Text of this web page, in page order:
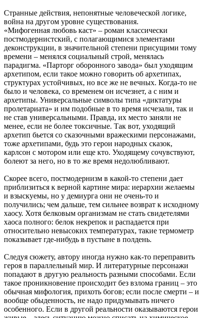
Странные действия, непонятные человеческой логике,
война на другом уровне существования.
«Мифогенная любовь каст» – роман классически
постмодернистский, с полагающимися элементами
деконструкции, в значительной степени присущими тому
времени – менялся социальный строй, менялась
парадигма. «Парторг оборонного завода» был уходящим
архетипом, если такое можно говорить об архетипах,
структурах устойчивых, но все же не вечных. Когда-то не
было и человека, со временем он исчезнет, а с ним и
архетипы. Универсальные символы типа «диктатуры
пролетариата» и им подобные в то время исчезали, так и
не став универсальными. Правда, их место заняли не
менее, если не более токсичные. Так вот, уходящий
архетип бьется со сказочными вражескими персонажами,
тоже архетипами, будь это герои народных сказок,
карлсон с мотором или еще кто. Уходящему сочувствуют,
болеют за него, но в то же время недолюбливают.
Скорее всего, постмодернизм в какой-то степени дает
приблизиться к верной картине мира: иерархии желаемы
и взыскуемы, но у демиурга они не очень-то и
получились; чем дальше, тем сильнее возврат к исходному
хаосу. Хотя белковым организмам не стать свидетелями
хаоса полного: белок некрепок и распадается при
относительно невысоких температурах, такие термометр
показывает где-нибудь в пустыне в полдень.
Следуя сюжету, автору иногда нужно как-то переправить
героя в параллельный мир. И литературные персонажи
попадают в другую реальность разными способами. Если
такое проникновение происходит без взлома границ – это
обычная мифология, прихоть богов; если после смерти – и
вообще обыденность, не надо придумывать ничего
особенного. Если в другой реальности оказываются герои